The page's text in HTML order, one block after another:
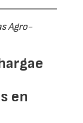
Agro-
en